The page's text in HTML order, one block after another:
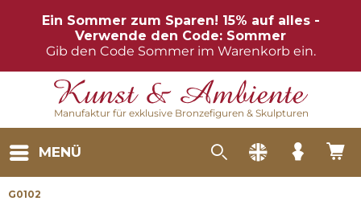
Ein Sommer zum Sparen! 15% auf alles -
Verwende den Code: Sommer
Gib den Code Sommer im Warenkorb ein.
Manufaktur für exklusive Bronzefiguren & Skulpturen
MENÜ
G0102